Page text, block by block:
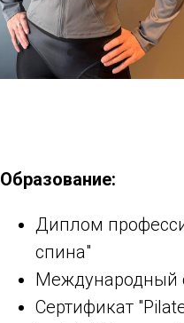
Образование:
Диплом
спина"
Международный
Сертификат